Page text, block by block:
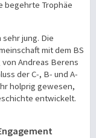
begehrte Trophäe
jung. Die
mit dem BS
Andreas Berens
der C-, B- und A-
holprig gewesen,
entwickelt.